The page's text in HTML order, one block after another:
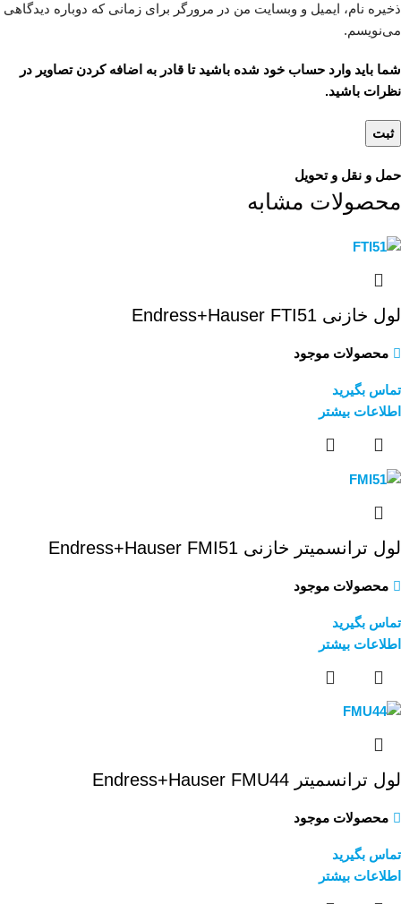
ذخیره نام، ایمیل و وبسایت من در مرورگر برای زمانی که دوباره دیدگاهی
می‌نویسم.
شما باید وارد حساب خود شده باشید تا قادر به اضافه کردن تصاویر در
نظرات باشید.
حمل و نقل و تحویل
محصولات مشابه
لول خازنی Endress+Hauser FTI51
محصولات موجود
تماس بگیرید
اطلاعات بیشتر
لول ترانسمیتر خازنی Endress+Hauser FMI51
محصولات موجود
تماس بگیرید
اطلاعات بیشتر
لول ترانسمیتر Endress+Hauser FMU44
محصولات موجود
تماس بگیرید
اطلاعات بیشتر